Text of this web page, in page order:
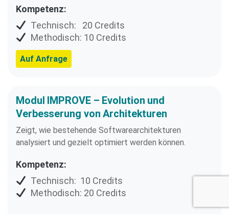
Kompetenz:
Technisch: 20 Credits
Methodisch: 10 Credits
Auf Anfrage
Modul IMPROVE – Evolution und
Verbesserung von Architekturen
Zeigt, wie bestehende Softwarearchitekturen
analysiert und gezielt optimiert werden können.
Kompetenz:
Technisch: 10 Credits
Methodisch: 20 Credits